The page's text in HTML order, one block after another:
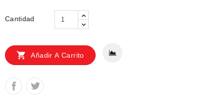
Cantidad
 Añadir A Carrito